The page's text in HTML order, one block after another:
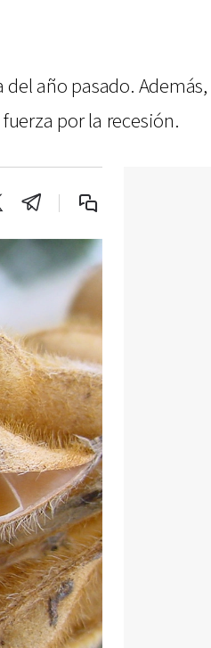
año pasado.
por la recesión.